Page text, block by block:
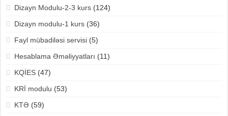
Dizayn Modulu-2-3 kurs(124)
Dizayn modulu-1 kurs(36)
Fayl mübadiləsi servisi(5)
Hesablama Əməliyyatları (11)
KQİES(47)
KRİ modulu (53)
KTƏ (59)